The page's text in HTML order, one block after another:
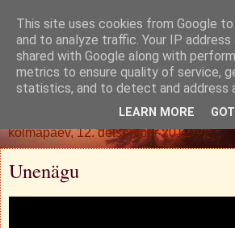
Oh. Jah. Muidugi.
kolmapäev, 12. detsember 2012
Unenägu
This site uses cookies from Google
and to analyze traffic. Your IP address
shared with Google along with
metrics to ensure quality of service,
statistics, and to detect and address
LEARN MORE